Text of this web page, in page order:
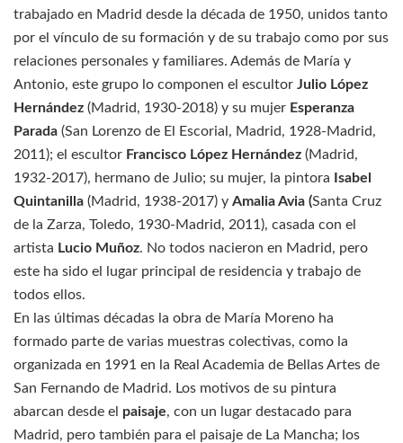
trabajado en Madrid desde la década de 1950, unidos tanto
por el vínculo de su formación y de su trabajo como por sus
relaciones personales y familiares. Además de María y
Antonio, este grupo lo componen el escultor Julio López
Hernández (Madrid, 1930-2018) y su mujer Esperanza
Parada (San Lorenzo de El Escorial, Madrid, 1928-Madrid,
2011); el escultor Francisco López Hernández (Madrid,
1932-2017), hermano de Julio; su mujer, la pintora
Isabel
Quintanilla (Madrid, 1938-2017) y Amalia Avia (Santa Cruz
de la Zarza, Toledo, 1930-Madrid, 2011), casada con el
artista Lucio Muñoz. No todos nacieron en Madrid, pero
este ha sido el lugar principal de residencia y trabajo de
todos ellos.
En las últimas décadas la obra de María Moreno ha
formado parte de varias muestras colectivas, como la
organizada en 1991 en la Real Academia de Bellas Artes de
San Fernando de Madrid. Los motivos de su pintura
abarcan desde el paisaje, con un lugar destacado para
Madrid, pero también para el paisaje de La Mancha; los